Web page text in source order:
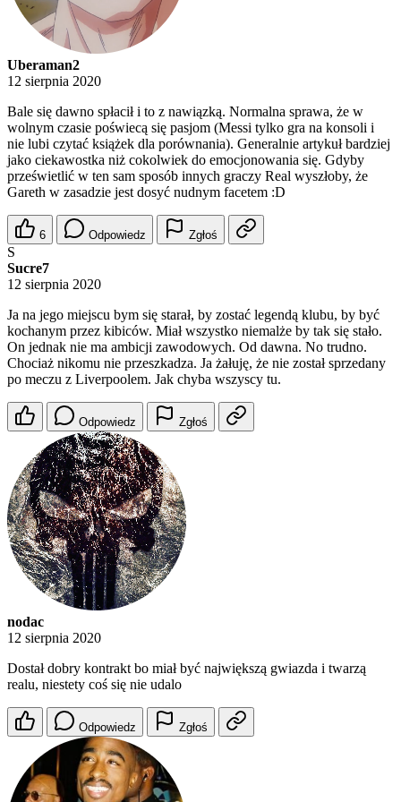
Uberaman2
12 sierpnia 2020
Bale się dawno spłacił i to z nawiązką. Normalna sprawa, że w
wolnym czasie poświecą się pasjom (Messi tylko gra na konsoli i
nie lubi czytać książek dla porównania). Generalnie artykuł bardziej
jako ciekawostka niż cokolwiek do emocjonowania się. Gdyby
prześwietlić w ten sam sposób innych graczy Real wyszłoby, że
Gareth w zasadzie jest dosyć nudnym facetem :D
6 Odpowiedz Zgłoś
S
Sucre7
12 sierpnia 2020
Ja na jego miejscu bym się starał, by zostać legendą klubu, by być
kochanym przez kibiców. Miał wszystko niemalże by tak się stało.
On jednak nie ma ambicji zawodowych. Od dawna. No trudno.
Chociaż nikomu nie przeszkadza. Ja żałuję, że nie został sprzedany
po meczu z Liverpoolem. Jak chyba wszyscy tu.
Odpowiedz Zgłoś
nodac
12 sierpnia 2020
Dostał dobry kontrakt bo miał być największą gwiazda i twarzą
realu, niestety coś się nie udalo
Odpowiedz Zgłoś